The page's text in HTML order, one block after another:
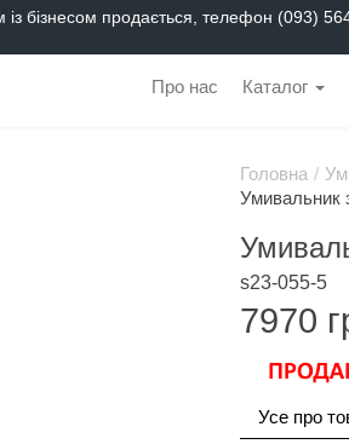
із бізнесом продається, телефон (093)
Про нас Каталог
Головна /
Умивальник
s23-055-5
7970
Усе про